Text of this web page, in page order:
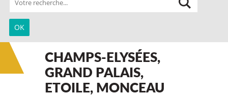
CHAMPS-ELYSÉES,
GRAND PALAIS,
ETOILE, MONCEAU